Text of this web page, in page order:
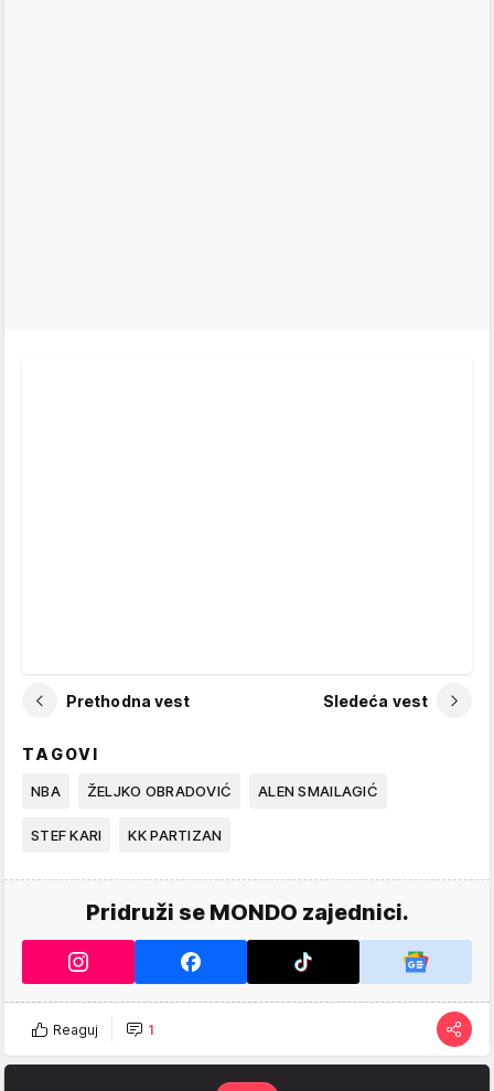
Prethodna vest Sledeća vest
TAGOVI
NBA ŽELJKO OBRADOVIĆ ALEN SMAILAGIĆ
STEF KARI KK PARTIZAN
Pridruži se MONDO zajednici.
Reaguj 1